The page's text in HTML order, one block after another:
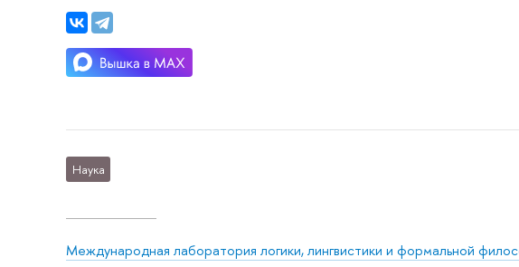
Наука
Международная лаборатория логики, лингвистики и формальной